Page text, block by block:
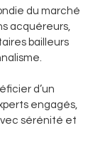
du marché
acquéreurs,
bailleurs
d’un
engagés,
sérénité et